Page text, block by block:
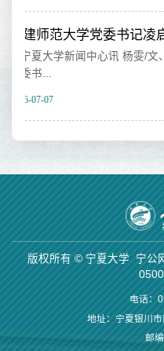
版权所有 © 宁夏大学宁公
电话：
地址：宁夏银川
邮